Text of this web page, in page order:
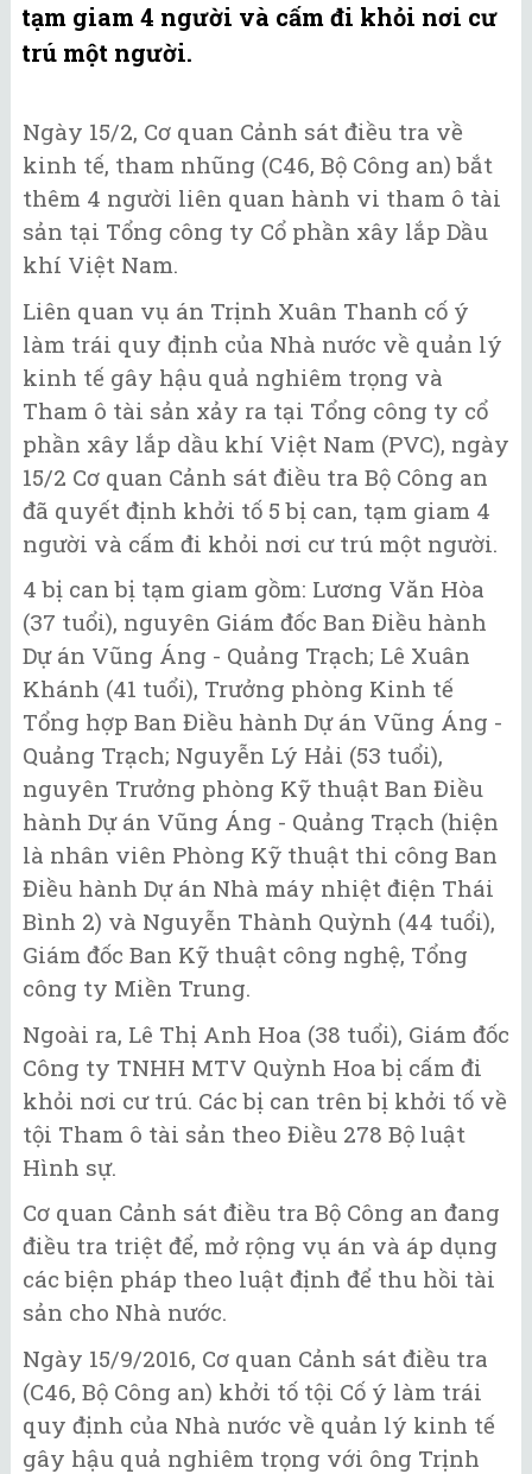
tạm giam 4 người và cấm đi khỏi nơi cư
trú một người.
Ngày 15/2, Cơ quan Cảnh sát điều tra về
kinh tế, tham nhũng (C46, Bộ Công an) bắt
thêm 4 người liên quan hành vi tham ô tài
sản tại Tổng công ty Cổ phần xây lắp Dầu
khí Việt Nam.
Liên quan vụ án Trịnh Xuân Thanh cố ý
làm trái quy định của Nhà nước về quản lý
kinh tế gây hậu quả nghiêm trọng và
Tham ô tài sản xảy ra tại Tổng công ty cổ
phần xây lắp dầu khí Việt Nam (PVC), ngày
15/2 Cơ quan Cảnh sát điều tra Bộ Công an
đã quyết định khởi tố 5 bị can, tạm giam 4
người và cấm đi khỏi nơi cư trú một người.
4 bị can bị tạm giam gồm: Lương Văn Hòa
(37 tuổi), nguyên Giám đốc Ban Điều hành
Dự án Vũng Áng - Quảng Trạch; Lê Xuân
Khánh (41 tuổi), Trưởng phòng Kinh tế
Tổng hợp Ban Điều hành Dự án Vũng Áng -
Quảng Trạch; Nguyễn Lý Hải (53 tuổi),
nguyên Trưởng phòng Kỹ thuật Ban Điều
hành Dự án Vũng Áng - Quảng Trạch (hiện
là nhân viên Phòng Kỹ thuật thi công Ban
Điều hành Dự án Nhà máy nhiệt điện Thái
Bình 2) và Nguyễn Thành Quỳnh (44 tuổi),
Giám đốc Ban Kỹ thuật công nghệ, Tổng
công ty Miền Trung.
Ngoài ra, Lê Thị Anh Hoa (38 tuổi), Giám đốc
Công ty TNHH MTV Quỳnh Hoa bị cấm đi
khỏi nơi cư trú. Các bị can trên bị khởi tố về
tội Tham ô tài sản theo Điều 278 Bộ luật
Hình sự.
Cơ quan Cảnh sát điều tra Bộ Công an đang
điều tra triệt để, mở rộng vụ án và áp dụng
các biện pháp theo luật định để thu hồi tài
sản cho Nhà nước.
Ngày 15/9/2016, Cơ quan Cảnh sát điều tra
(C46, Bộ Công an) khởi tố tội Cố ý làm trái
quy định của Nhà nước về quản lý kinh tế
gây hậu quả nghiêm trọng với ông Trịnh